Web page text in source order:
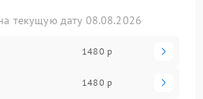
текущую дату 08.08.2026
1480 р
1480 р